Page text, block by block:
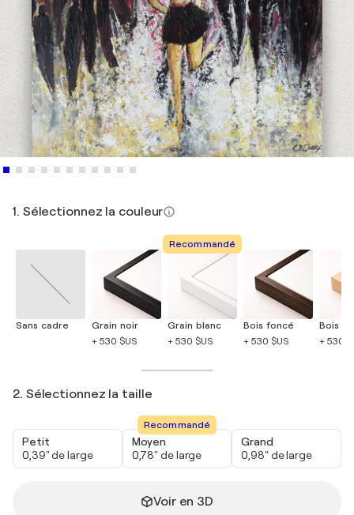
1. Sélectionnez la couleur
Sans cadre
Grain noir
+ 530 $US
Recommandé
Grain blanc
+ 530 $US
Bois foncé
+ 530 $US
Bois
+ 530
2. Sélectionnez la taille
Petit
0,39" de large
Recommandé
Moyen
0,78" de large
Grand
0,98" de large
Voir en 3D